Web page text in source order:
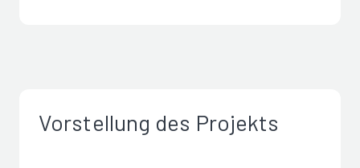
Vorstellung des Projekts